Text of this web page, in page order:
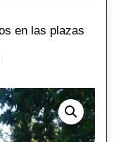
en las plazas